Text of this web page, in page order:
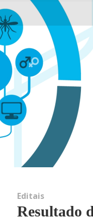
Editais
Resultado